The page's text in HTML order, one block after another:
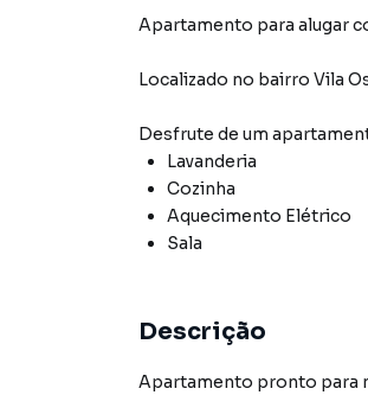
Apartamento para alugar
Localizado no bairro Vila
Desfrute de um
Lavanderia
Cozinha
Aquecimento Elétrico
Sala
Descrição
Apartamento pronto para